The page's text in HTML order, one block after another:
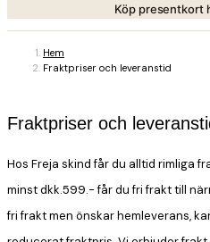
Köp presentkort
Hem
Fraktpriser och leveranstid
Fraktpriser och
Hos Freja skind får du alltid rimliga
minst dkk.599.- får du fri frakt till
fri frakt men önskar hemleverans,